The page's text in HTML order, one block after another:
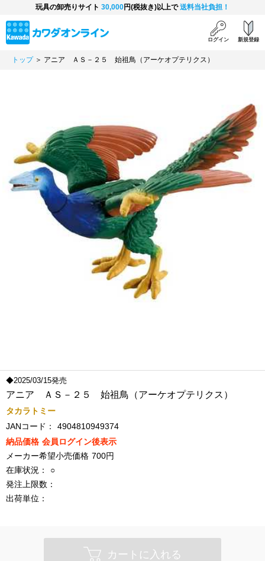
玩具の卸売りサイト 30,000円(税抜き)以上で送料当社負担！
ログイン 新規登録
トップ＞ アニア ＡＳ－２５ 始祖鳥（アーケオプテリクス）
◆2025/03/15発売
アニア ＡＳ－２５ 始祖鳥（アーケオプテリクス）
タカラトミー
JANコード：
4904810949374
納品価格 会員ログイン後表示
メーカー希望小売価格 700円
在庫状況：
○
発注上限数：
出荷単位：
カートに入れる